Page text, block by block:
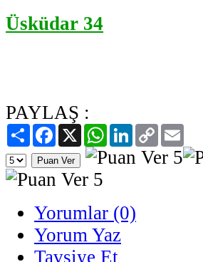
Üsküdar 34
PAYLAŞ :
PaylaşFacebook
X WhatsAppLinkedIn
Copy
Link
Yorumlar (0)
Yorum Yaz
Tavsiye Et